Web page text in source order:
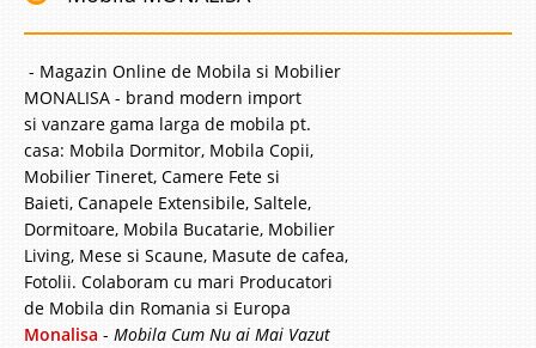
- Magazin Online de Mobila si Mobilier
MONALISA - brand modern import
si vanzare gama larga de mobila pt.
casa: Mobila Dormitor, Mobila Copii,
Mobilier Tineret, Camere Fete si
Baieti, Canapele Extensibile, Saltele,
Dormitoare, Mobila Bucatarie, Mobilier
Living, Mese si Scaune, Masute de cafea,
Fotolii. Colaboram cu mari Producatori
de Mobila din Romania si Europa
Monalisa - Mobila Cum Nu ai Mai Vazut